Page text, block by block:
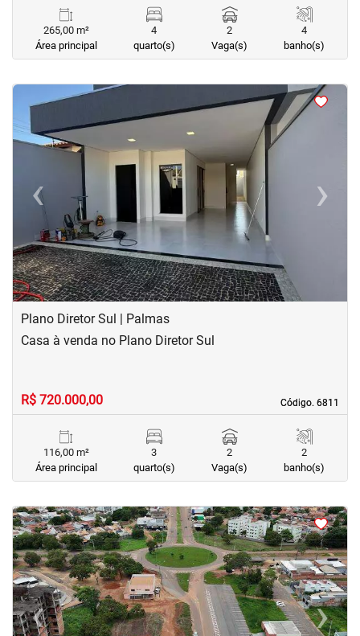
265,00 m²
Área principal
4
quarto(s)
2
Vaga(s)
4
banho(s)
<
‹
Previous ›Next
Plano Diretor Sul | Palmas
Código. 6811
Código. 6811
Casa à venda no Plano Diretor Sul
R$ 720.000,00
116,00 m²
Área principal
3
quarto(s)
2
Vaga(s)
2
banho(s)
<<<<
‹Previous ›Next